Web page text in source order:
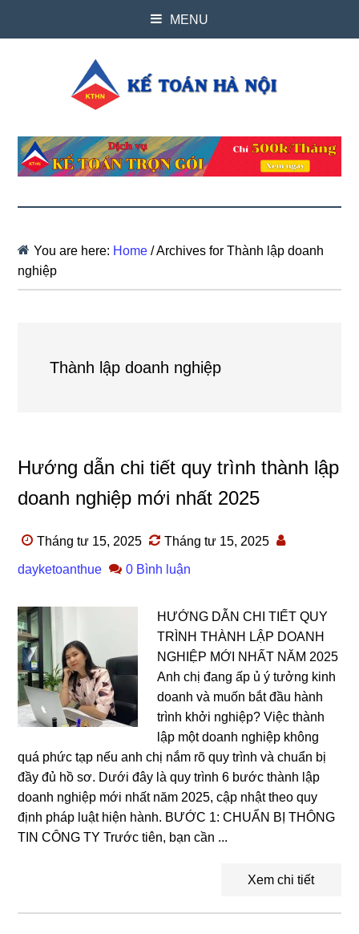
MENU
You are here: Home /Archives for Thành lập doanh
nghiệp
Thành lập doanh nghiệp
Hướng dẫn chi tiết quy trình thành lập
doanh nghiệp mới nhất 2025
Tháng tư 15, 2025 Tháng tư 15, 2025
dayketoanthue 0 Bình luận
HƯỚNG DẪN CHI TIẾT QUY
TRÌNH THÀNH LẬP DOANH
NGHIỆP MỚI NHẤT NĂM 2025
Anh chị đang ấp ủ ý tưởng kinh
doanh và muốn bắt đầu hành
trình khởi nghiệp? Việc thành
lập một doanh nghiệp không
quá phức tạp nếu anh chị nắm rõ quy trình và chuẩn bị
đầy đủ hồ sơ. Dưới đây là quy trình 6 bước thành lập
doanh nghiệp mới nhất năm 2025, cập nhật theo quy
định pháp luật hiện hành. BƯỚC 1: CHUẨN BỊ THÔNG
TIN CÔNG TY Trước tiên, bạn cần ...
Xem chi tiết